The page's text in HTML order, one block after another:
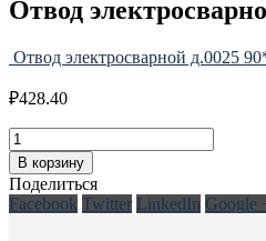
Отвод
Отвод электросварной д.0025
₽428.40
В корзину
Поделиться
Facebook Twitter LinkedIn Google